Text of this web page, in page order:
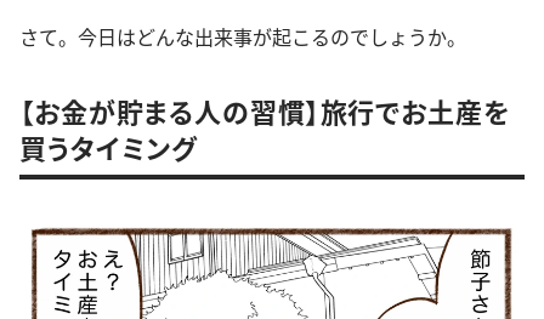
さて。今日はどんな出来事が起こるのでしょうか。
【お金が貯まる人の習慣】旅行でお土産を
買うタイミング